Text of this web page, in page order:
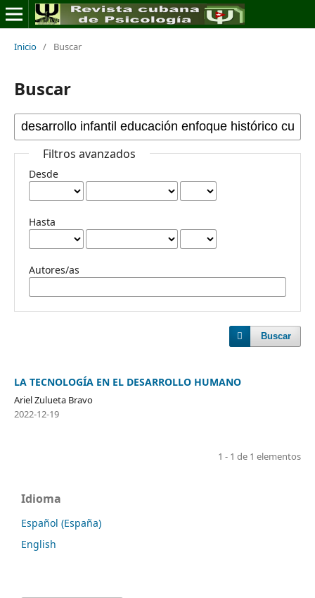
Inicio / Buscar
Buscar
Filtros avanzados
Desde
Hasta
Autores/as
Buscar
LA TECNOLOGÍA EN EL DESARROLLO HUMANO
Ariel Zulueta Bravo
2022-12-19
1 - 1 de 1 elementos
Idioma
Español (España)
English